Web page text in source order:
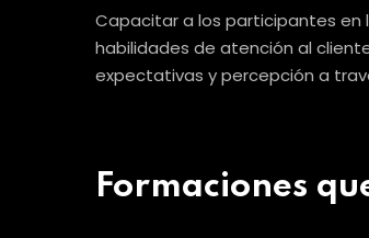
Capacitar a los participantes en
habilidades de atención al
expectativas y percepción a
Formaciones